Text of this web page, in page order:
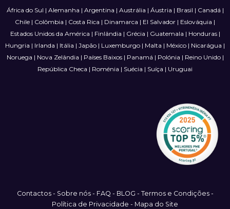
África do Sul | Alemanha | Argentina | Austrália | Áustria | Brasil | Canadá |
Chile | Colômbia | Costa Rica | Dinamarca | El Salvador | Eslováquia |
Estados Unidos da América | Finlândia | Grécia | Guatemala | Honduras|
Hungria | Irlanda | Itália | Japão | Luxemburgo | Malta | México | Nicarágua |
Noruega | Nova Zelândia | Países Baixos| Panamá | Polónia | Reino Unido|
República Checa | Roménia | Suécia | Suíça | Uruguai
Contactos- Sobre nós- FAQ - BLOG - Termos e Condições-
Política de Privacidade - Mapa do Site